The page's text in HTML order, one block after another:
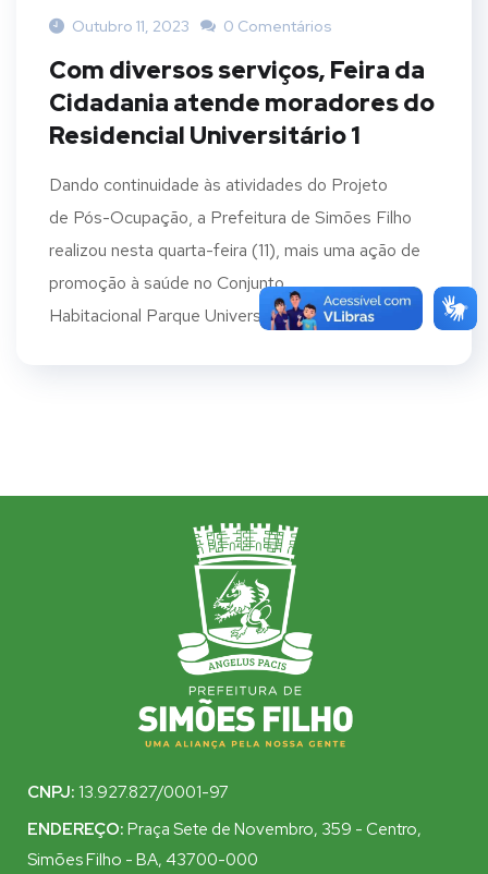
Outubro 11, 2023 0 Comentários
Com diversos serviços, Feira da
Cidadania atende moradores do
Residencial Universitário 1
Dando continuidade às atividades do Projeto
de Pós-Ocupação, a Prefeitura de Simões Filho
realizou nesta quarta-feira (11), mais uma ação de
promoção à saúde no Conjunto
Habitacional Parque Universitário 1. A...
CNPJ: 13.927.827/0001-97
ENDEREÇO: Praça Sete de Novembro, 359 - Centro,
Simões Filho - BA, 43700-000